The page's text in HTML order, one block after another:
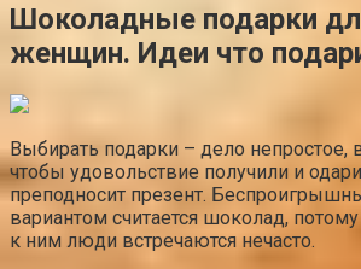
Шоколадные подарки
женщин. Идеи что
Выбирать подарки – дело непростое,
чтобы удовольствие получили и
преподносит презент.
вариантом считается шоколад,
к ним люди встречаются нечасто.